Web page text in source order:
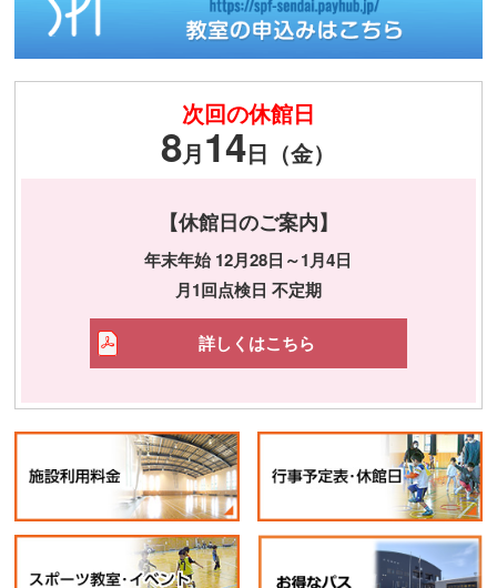
次回の休館日
8月14日（金）
【休館日のご案内】
年末年始 12月28日～1月4日
月1回点検日 不定期
詳しくはこちら